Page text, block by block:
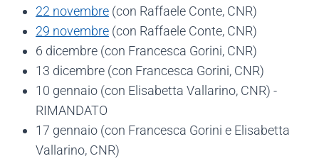
22 novembre (con Raffaele Conte, CNR)
29 novembre (con Raffaele Conte, CNR)
6 dicembre (con Francesca Gorini, CNR)
13 dicembre (con Francesca Gorini, CNR)
10 gennaio (con Elisabetta Vallarino, CNR) -
RIMANDATO
17 gennaio (con Francesca Gorini e Elisabetta
Vallarino, CNR)